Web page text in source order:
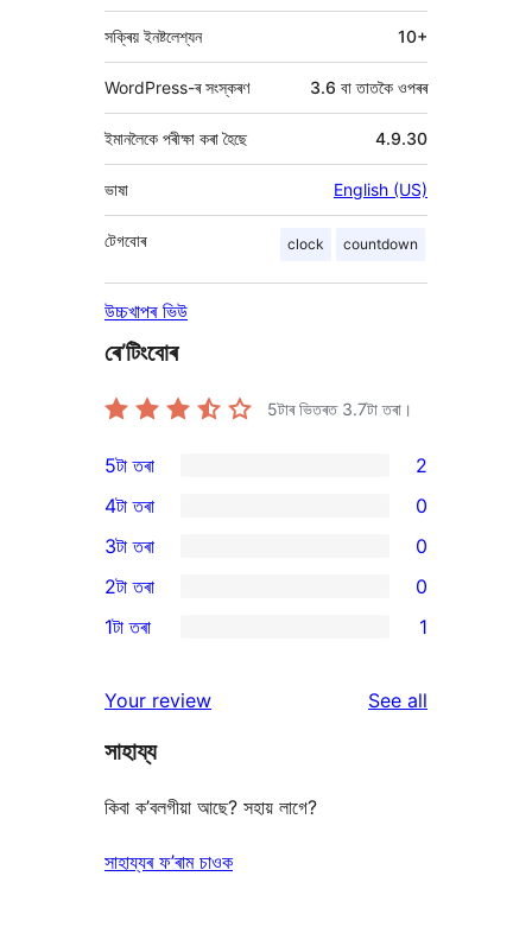
সক্ৰিয় ইনষ্টলেশ্যন 10+
WordPress-ৰ সংস্কৰণ 3.6 বা তাতকৈ ওপৰৰ
ইমানলৈকে পৰীক্ষা কৰা হৈছে 4.9.30
ভাষা English (US)
clock countdown
টেগবোৰ
উচ্চখাপৰ ভিউ
ৰে’টিংবোৰ
5টাৰ ভিতৰত 3.7টা তৰা।
2
5-
star
reviews
5টা তৰা 2
4-
star
reviews
4টা তৰা 0
0
3-
star
3টা তৰা 0
2-
reviews
2টা তৰা 0
star
review
1টা তৰা 1
Your review See all
সাহায্য
কিবা ক’বলগীয়া আছে? সহায় লাগে?
সাহায্যৰ ফ’ৰাম চাওক